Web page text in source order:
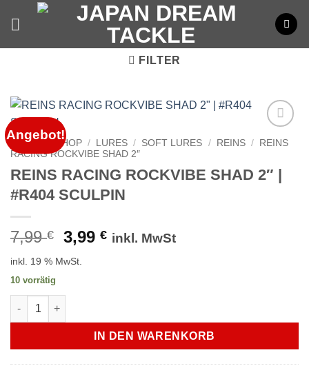
FILTER
Angebot!
START SHOP / LURES / SOFT LURES / REINS /
REINS
RACING ROCKVIBE SHAD 2″
REINS RACING ROCKVIBE SHAD 2″ |
#R404 SCULPIN
7,99€
Ursprünglicher
war:
3,99€Aktueller
inkl. MwSt
inkl. 19 % MwSt.
10 vorrätig
REINS RACING ROCKVIBE SHAD 2" | #R404 SCULPIN Menge
IN DEN WARENKORB